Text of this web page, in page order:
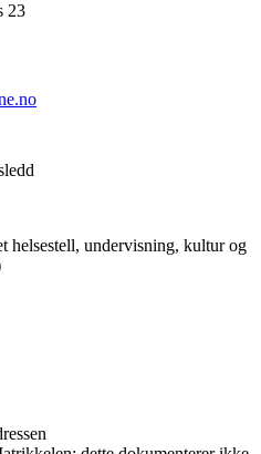
23
helsestell, undervisning, kultur og